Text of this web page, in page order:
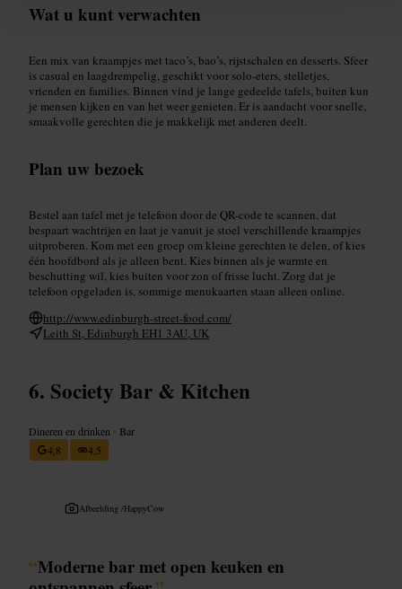
Wat u kunt verwachten
Een mix van kraampjes met taco’s, bao’s, rijstschalen en desserts. Sfeer
is casual en laagdrempelig, geschikt voor solo-eters, stelletjes,
vrienden en families. Binnen vind je lange gedeelde tafels, buiten kun
je mensen kijken en van het weer genieten. Er is aandacht voor snelle,
smaakvolle gerechten die je makkelijk met anderen deelt.
Plan uw bezoek
Bestel aan tafel met je telefoon door de QR-code te scannen, dat
bespaart wachtrijen en laat je vanuit je stoel verschillende kraampjes
uitproberen. Kom met een groep om kleine gerechten te delen, of kies
één hoofdbord als je alleen bent. Kies binnen als je warmte en
beschutting wil, kies buiten voor zon of frisse lucht. Zorg dat je
telefoon opgeladen is, sommige menukaarten staan alleen online.
http://www.edinburgh-street-food.com/
Leith St, Edinburgh EH1 3AU, UK
Society Bar & Kitchen
Dineren en drinken • Bar
4,8
4,5
Afbeelding /HappyCow
“Moderne bar met open keuken en